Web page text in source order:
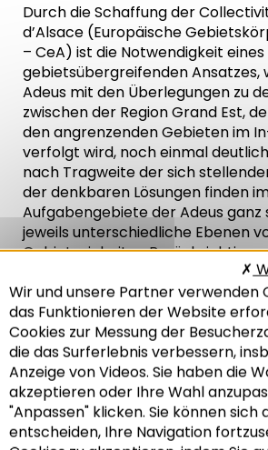
Recherche
Durch die Schaffung der
d’Alsace (Europäische
– CeA) ist die Notwendigkeit eines
gebietsübergreifenden Ansatzes,
Adeus mit den Überlegungen zu
zwischen der Region Grand Est,
den angrenzenden Gebieten im
verfolgt wird, noch einmal
nach Tragweite der sich
der denkbaren Lösungen finden
Aufgabengebiete der Adeus
jeweils unterschiedliche Ebenen
Gebietseinheiten
Das Thema „Klima“ als
die Zukunft
Die Klimakrise und die Pandemie
auf globaler, sondern auch auf
Herausforderung dar. In diesem
haben alle von den
verfolgten Projekte in jeweils
Wir und unsere Partner verwenden
das Funktionieren der Website
Cookies zur Messung der
die das Surferlebnis verbessern,
Anzeige von Videos. Sie haben die
akzeptieren oder Ihre Wahl
"Anpassen" klicken. Sie können sich
entscheiden, Ihre Navigation